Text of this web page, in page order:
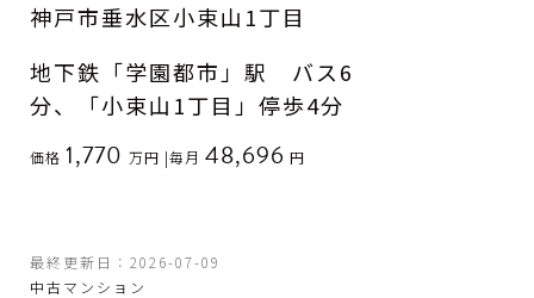
神戸市垂水区小束山1丁目
地下鉄「学園都市」駅 バス6
分、「小束山1丁目」停歩4分
価格 1,770 万円 |毎月 48,696 円
最終更新日：2026-07-09
中古マンション